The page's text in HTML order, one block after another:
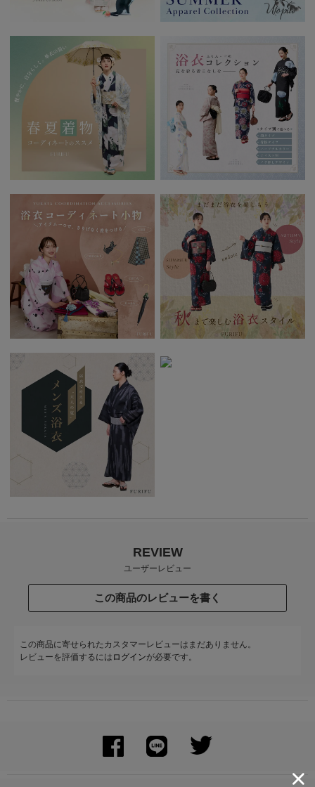
REVIEW
ユーザーレビュー
この商品のレビューを書く
この商品に寄せられたカスタマーレビューはまだありません。
レビューを評価するには ログインが必要です。